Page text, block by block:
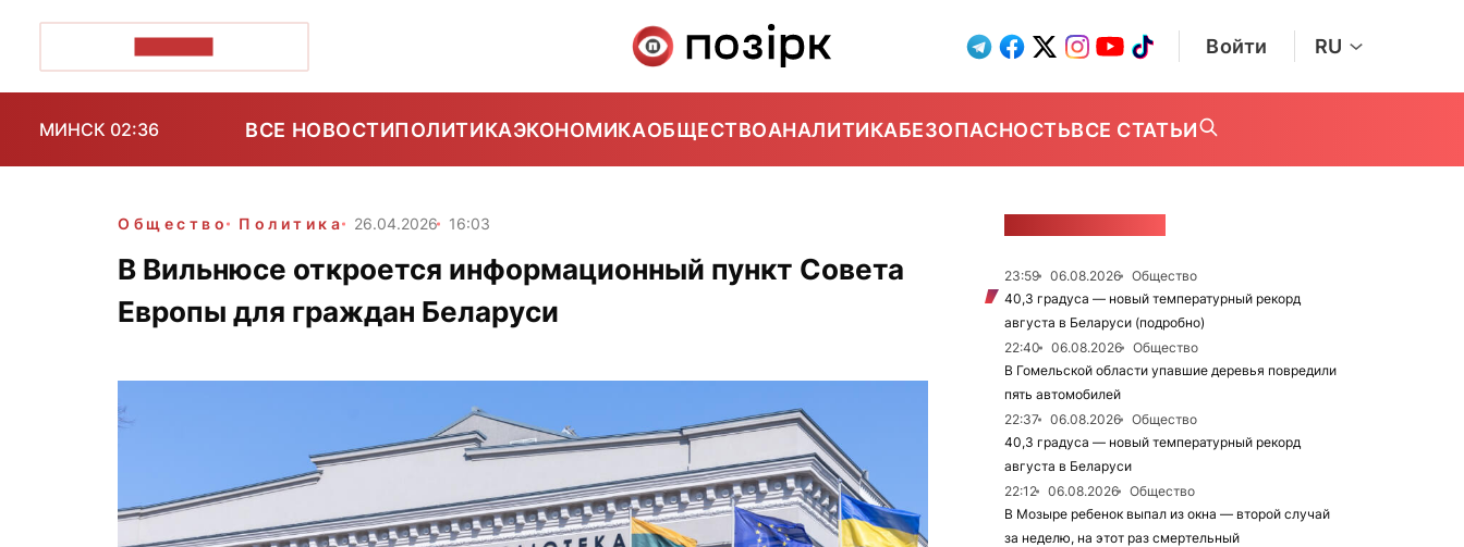
Войти RU
МИНСК 02:36 ВСЕ НОВОСТИПОЛИТИКАЭКОНОМИКАОБЩЕСТВОАНАЛИТИКАБЕЗОПАСНОСТЬВСЕ СТАТЬИ
Общество Политика 26.04.2026 16:03
В Вильнюсе откроется информационный пункт Совета
Европы для граждан Беларуси
23:59 06.08.2026
Общество
40,3 градуса — новый температурный рекорд
августа в Беларуси (подробно)
22:40
06.08.2026
Общество
В Гомельской области упавшие деревья повредили
пять автомобилей
22:37
06.08.2026
Общество
40,3 градуса — новый температурный рекорд
августа в Беларуси
22:12
06.08.2026
Общество
В Мозыре ребенок выпал из окна — второй случай
за неделю, на этот раз смертельный